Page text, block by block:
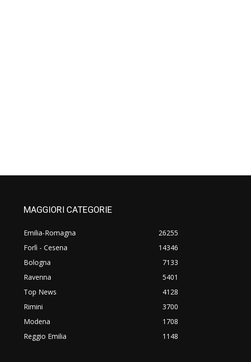
MAGGIORI CATEGORIE
Emilia-Romagna
26255
Forlì - Cesena
14346
Bologna
7133
Ravenna
5401
Top News
4128
Rimini
3700
Modena
1708
Reggio Emilia
1148